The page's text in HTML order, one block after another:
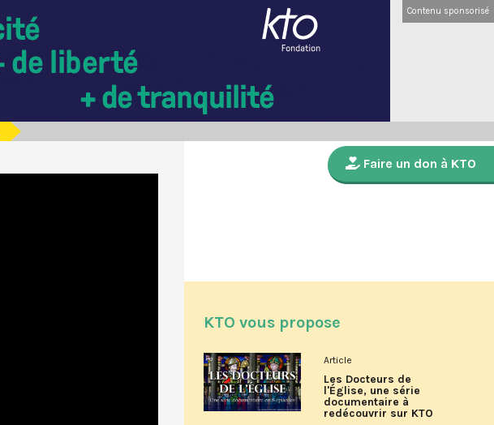
Contenu sponsorisé
Faire un don à KTO
KTO vous propose
Article
Les Docteurs de
l'Église, une série
documentaire à
redécouvrir sur KTO